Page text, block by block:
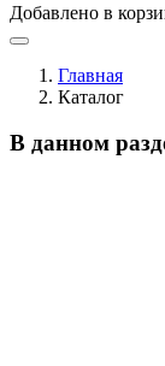
Добавлено в
Главная
Каталог
В данном